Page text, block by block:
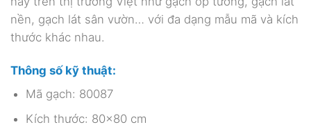
nền, gạch lát sân vườn… với đa dạng mẫu mã và kích
thước khác nhau.
Thông số kỹ thuật:
Mã gạch: 80087
Kích thước: 80×80 cm